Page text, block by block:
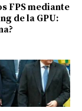
FPS mediante
de la GPU: